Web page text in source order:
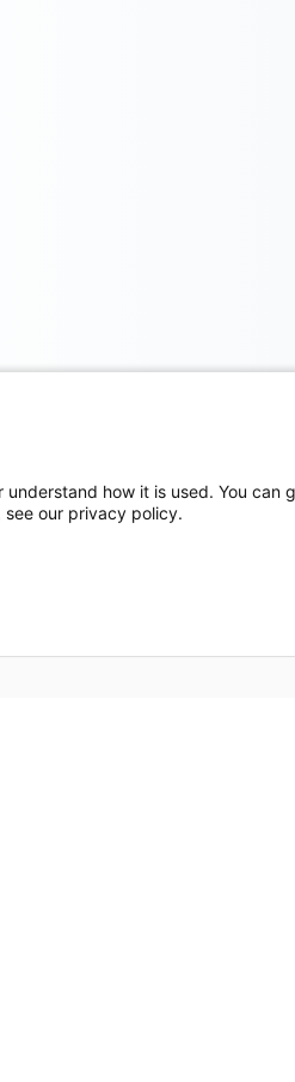
how it is used. You
see our privacy policy.